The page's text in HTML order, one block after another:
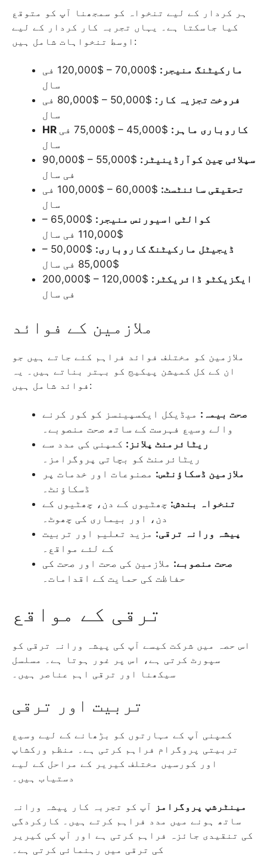
ہر کردار کے لیے تنخواہ کو سمجھنا آپ کو متوقع
کیا جاسکتا ہے۔ یہاں تجربہ کار کردار کے لیے
اوسط تنخواہات شامل ہیں:
مارکیٹنگ منیجر:
$70,000 – $120,000 فی
سال
فروخت تجزیہ کار:
$50,000 – $80,000 فی
سال
HR کاروباری ماہر:
$45,000 – $75,000 فی
سال
سپلائی چین کوآرڈینیٹر:
$55,000 – $90,000
فی سال
تحقیقی سائنٹسٹ:
$60,000 – $100,000 فی
سال
کوالٹی اسیورنس منیجر:
$65,000 –
$110,000 فی سال
ڈیجیٹل مارکیٹنگ کاروباری:
$50,000 –
$85,000 فی سال
ایگزیکٹو ڈائریکٹر:
$120,000 – $200,000
فی سال
ملازمین کے فوائد
ملازمین کو مختلف فوائد فراہم کئے جاتے ہیں جو
ان کے کل کمیشن پیکیج کو بہتر بناتے ہیں۔ یہ
فوائد شامل ہیں:
صحت بیمہ: میڈیکل ایکسپینسز کو کور کرنے
والے وسیع فہرست کے ساتھ صحت منصوبے۔
ریٹائرمنٹ پلانز: کمپنی کی مدد سے
ریٹائرمنٹ کو بچاتی پروگرامز۔
ملازمین ڈسکاؤنٹس: مصنوعات اور خدمات پر
ڈسکاؤنٹ۔
تنخواہ بندش: چھٹیوں کے دن، چھٹیوں کے
دن، اور بیماری کی چھوٹ۔
پیشہ ورانہ ترقی: مزید تعلیم اور تربیت
کے لئے مواقع۔
صحت منصوبے: ملازمین کی صحت اور صحت کی
حفاظت کی حمایت کے اقدامات۔
ترقی کے مواقع
اس حصہ میں شرکت کیسے آپ کی پیشہ ورانہ ترقی کو
سپورٹ کرتی ہے، اس پر غور ہوتا ہے۔ مسلسل
سیکھنا اور ترقی اہم عناصر ہیں۔
تربیت اور ترقی
کمپنی آپ کے مہارتوں کو بڑھانے کے لیے وسیع
تربیتی پروگرام فراہم کرتی ہے۔ منظم ورکشاپ
اور کورسیں مختلف کیریر کے مراحل کے لیے
دستیاب ہیں۔
مینٹرشپ پروگرامز
آپ کو تجربہ کار پیشہ ورانہ
ساتھ ہونے میں مدد فراہم کرتے ہیں۔ کارکردگی
کی تنقیدی جائزہ فراہم کرتی ہے اور آپ کی کیریر
کی ترقی میں رہنمائی کرتی ہے۔